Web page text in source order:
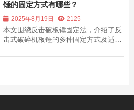
锤的固定方式有哪些？
2025年8月19日 2125
本文围绕反击破板锤固定法，介绍了反
击式破碎机板锤的多种固定方式及适用